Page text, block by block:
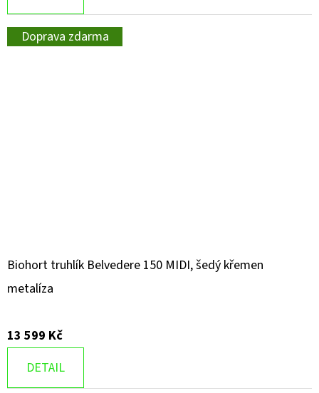
Doprava zdarma
Biohort truhlík Belvedere 150 MIDI, šedý křemen
metalíza
13 599 Kč
DETAIL